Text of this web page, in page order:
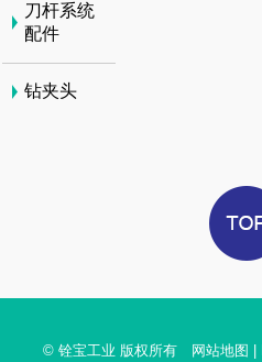
刀杆系统
配件
钻夹头
© 铨宝工业 版权所有 网站地图